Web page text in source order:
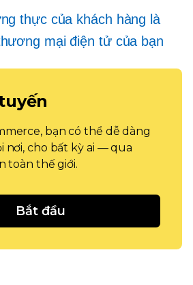
thực của khách hàng là
mại điện tử của bạn
bạn có thể dễ dàng
nơi, cho bất kỳ ai — qua
toàn thế giới.
Bắt đầu